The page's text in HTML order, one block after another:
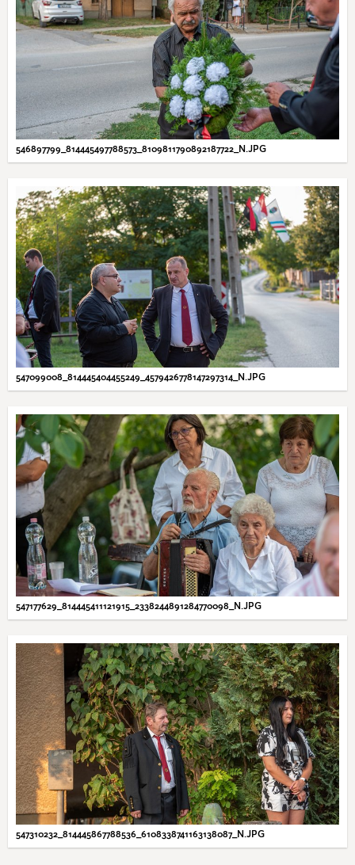
546897799_814445497788573_8109811790892187722_N.JPG
547099008_814445404455249_4579426778147297314_N.JPG
547177629_814445411121915_2338244891284770098_N.JPG
547310232_814445867788536_6108338741163138087_N.JPG